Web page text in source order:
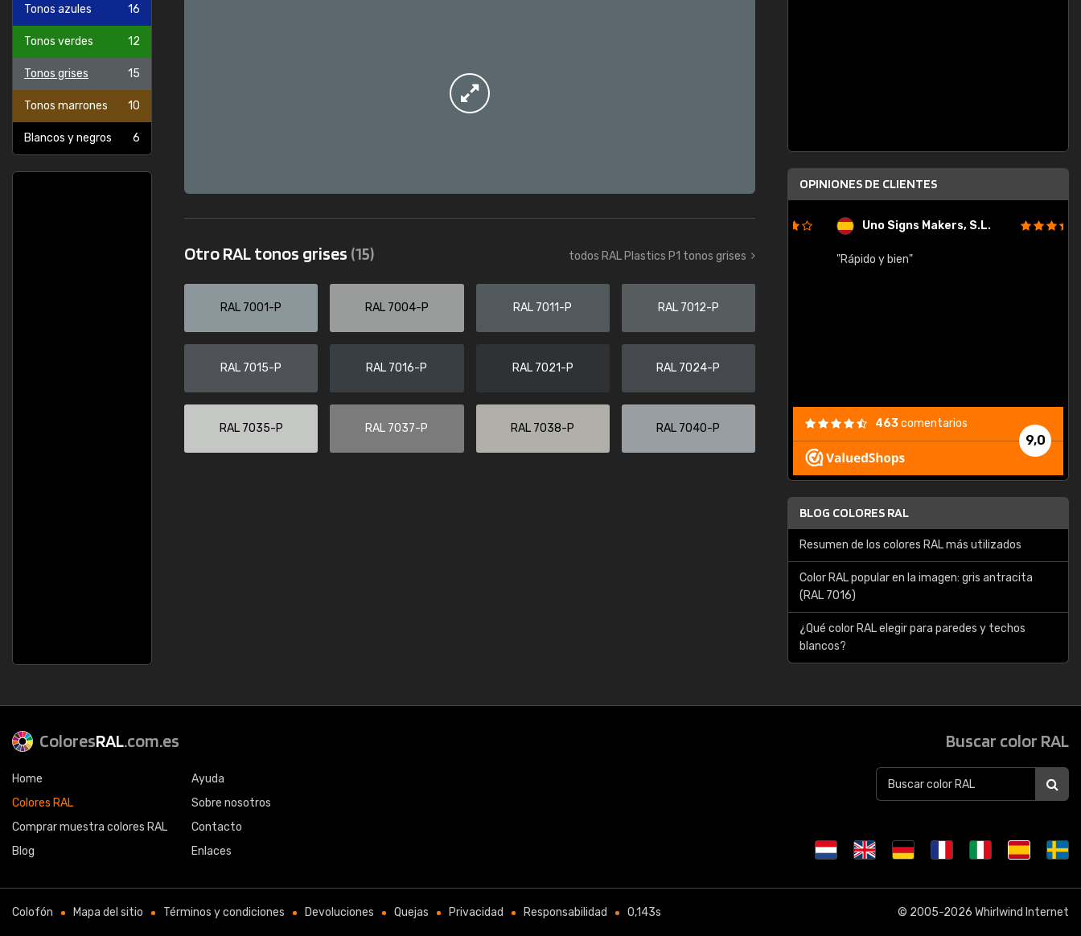
Tonos azules 16
Tonos verdes 12
Tonos grises 15
Tonos marrones 10
Blancos y negros 6
Otro RAL tonos grises (15) todos RAL Plastics P1 tonos grises
RAL 7001-P RAL 7004-P RAL 7011-P RAL 7012-P
RAL 7015-P RAL 7016-P RAL 7021-P RAL 7024-P
RAL 7035-P RAL 7037-P RAL 7038-P RAL 7040-P
OPINIONES DE CLIENTES
"Buen servicio. No obstante No es fácil
Uno Signs Makers, S.L.
"Rápido y bien"
9,0
463comentarios
BLOG COLORES RAL
Resumen de los colores RAL más utilizados
Color RAL popular en la imagen: gris antracita
(RAL 7016)
¿Qué color RAL elegir para paredes y techos
blancos?
ColoresRAL.com.es
Home
Colores RAL
Comprar muestra colores RAL
Blog
Ayuda
Sobre nosotros
Contacto
Enlaces
Buscar color RAL
Colofón Mapa del sitio Términos y condiciones Devoluciones Quejas Privacidad Responsabilidad 0,143s © 2005-2026 Whirlwind Internet